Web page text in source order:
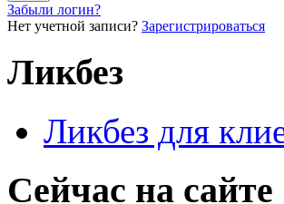
Забыли логин?
Нет учетной записи? Зарегистрироваться
Ликбез
Ликбез для
Сейчас на сайте